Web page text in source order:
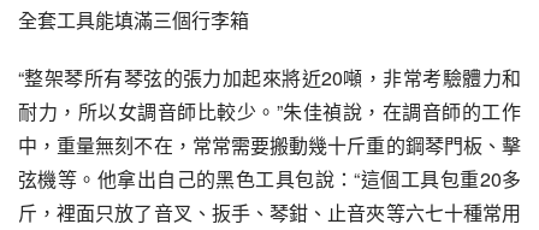
全套工具能填滿三個行李箱
“整架琴所有琴弦的張力加起來將近20噸，非常考驗體力和
耐力，所以女調音師比較少。”朱佳禎說，在調音師的工作
中，重量無刻不在，常常需要搬動幾十斤重的鋼琴門板、擊
弦機等。他拿出自己的黑色工具包說：“這個工具包重20多
斤，裡面只放了音叉、扳手、琴鉗、止音夾等六七十種常用